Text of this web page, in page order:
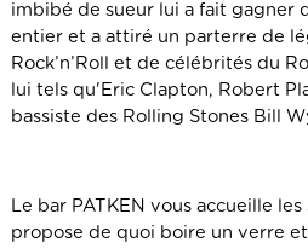
imbibé de sueur lui a fait gagner
entier et a attiré un parterre de
Rock’n’Roll et de célébrités du
lui tels qu'Eric Clapton, Robert
bassiste des Rolling Stones Bill
Le bar PATKEN vous accueille
propose de quoi boire un verre